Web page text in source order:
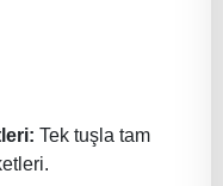
Tek tuşla tam